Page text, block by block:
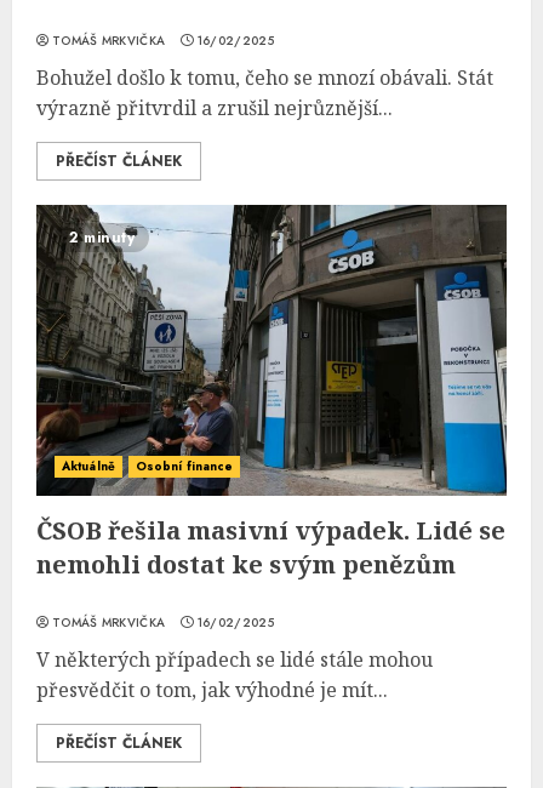
TOMÁŠ MRKVIČKA 16/02/2025
Bohužel došlo k tomu, čeho se mnozí obávali. Stát
výrazně přitvrdil a zrušil nejrůznější...
PŘEČÍST ČLÁNEK
2 minuty
Aktuálně Osobní finance
ČSOB řešila masivní výpadek. Lidé se
nemohli dostat ke svým penězům
TOMÁŠ MRKVIČKA 16/02/2025
V některých případech se lidé stále mohou
přesvědčit o tom, jak výhodné je mít...
PŘEČÍST ČLÁNEK